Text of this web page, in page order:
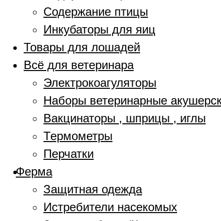
Содержание птицы
Инкубаторы для яиц
Товары для лошадей
Всё для ветеринара
Электрокоагуляторы
Наборы ветеринарные
Вакцинаторы , шприцы , иглы
Термометры
Перчатки
Ферма
Защитная одежда
Истребители насекомых